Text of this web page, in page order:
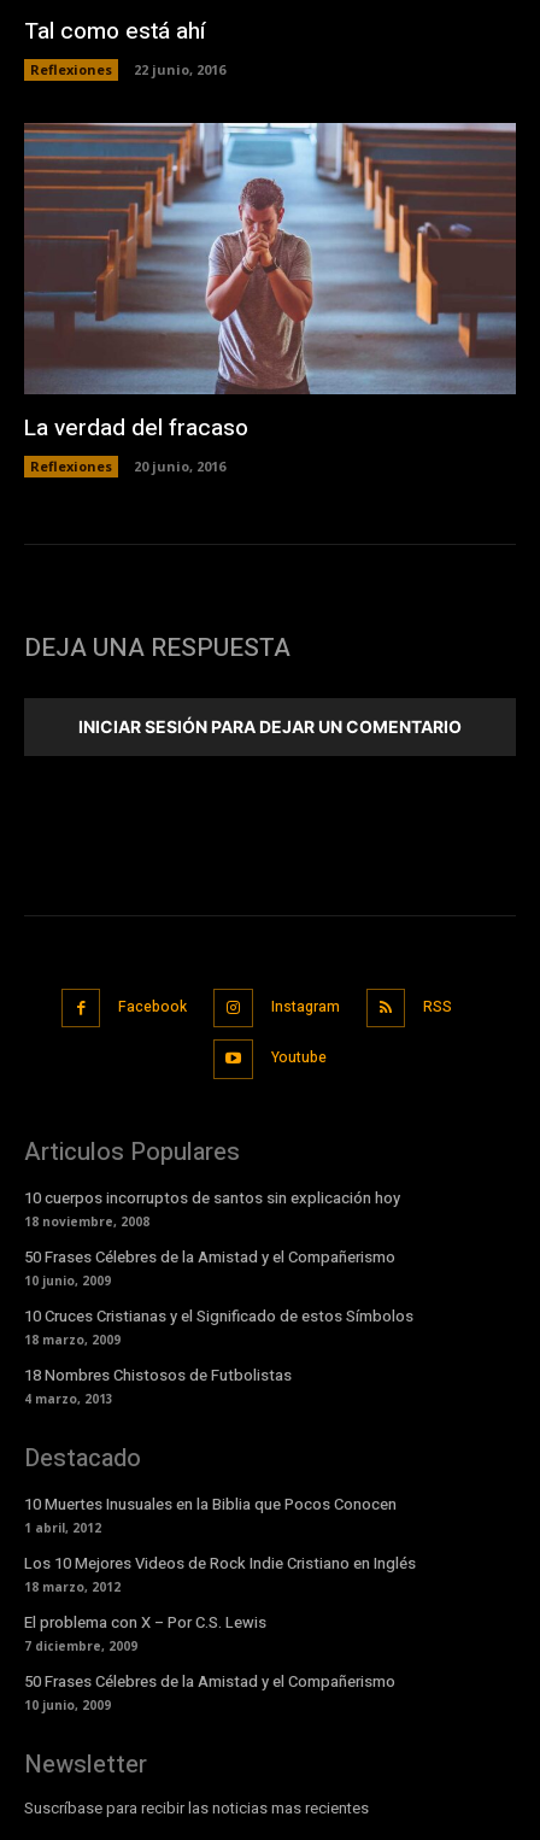
Tal como está ahí
Reflexiones 22 junio, 2016
La verdad del fracaso
Reflexiones 20 junio, 2016
DEJA UNA RESPUESTA
INICIAR SESIÓN PARA DEJAR UN COMENTARIO
Facebook Instagram RSS
Youtube
Articulos Populares
10 cuerpos incorruptos de santos sin explicación hoy
18 noviembre, 2008
50 Frases Célebres de la Amistad y el Compañerismo
10 junio, 2009
10 Cruces Cristianas y el Significado de estos Símbolos
18 marzo, 2009
18 Nombres Chistosos de Futbolistas
4 marzo, 2013
Destacado
10 Muertes Inusuales en la Biblia que Pocos Conocen
1 abril, 2012
Los 10 Mejores Videos de Rock Indie Cristiano en Inglés
18 marzo, 2012
El problema con X – Por C.S. Lewis
7 diciembre, 2009
50 Frases Célebres de la Amistad y el Compañerismo
10 junio, 2009
Newsletter
Suscríbase para recibir las noticias mas recientes